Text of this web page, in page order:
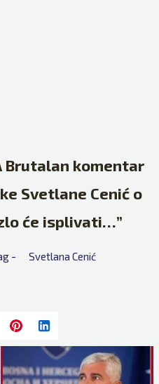
Brutalan komentar
Svetlane Cenić o
će isplivati…”
- Svetlana Cenić